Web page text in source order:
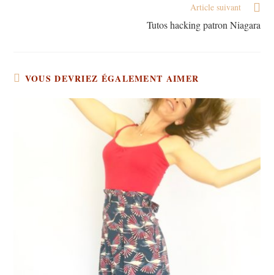
Article suivant
Tutos hacking patron Niagara
VOUS DEVRIEZ ÉGALEMENT AIMER